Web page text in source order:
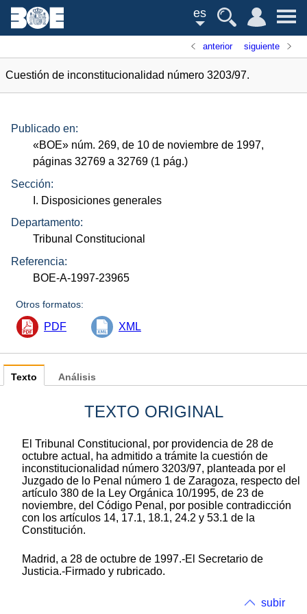
es
anterior siguiente
Cuestión de inconstitucionalidad número 3203/97.
Publicado en:
«BOE» núm. 269, de 10 de noviembre de 1997,
páginas 32769 a 32769 (1 pág.)
Sección:
I. Disposiciones generales
Departamento:
Tribunal Constitucional
Referencia:
BOE-A-1997-23965
Otros formatos:
PDF XML
Texto
TEXTO ORIGINAL
El Tribunal Constitucional, por providencia de 28 de
octubre actual, ha admitido a trámite la cuestión de
inconstitucionalidad número 3203/97, planteada por el
Juzgado de lo Penal número 1 de Zaragoza, respecto del
artículo 380 de la Ley Orgánica 10/1995, de 23 de
noviembre, del Código Penal, por posible contradicción
con los artículos 14, 17.1, 18.1, 24.2 y 53.1 de la
Constitución.
Madrid, a 28 de octubre de 1997.-El Secretario de
Justicia.-Firmado y rubricado.
Análisis
subir